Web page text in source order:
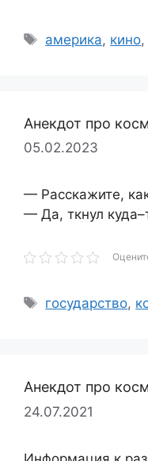
Метки
америка, кино,
Анекдот про
05.02.2023
— Расскажите,
— Да, ткнул
Метки
государство,
Анекдот про
24.07.2021